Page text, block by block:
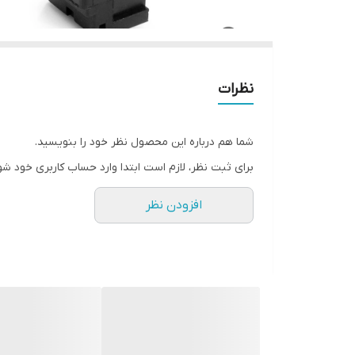
نظرات
شما هم درباره این محصول نظر خود را بنویسید.
برای ثبت نظر، لازم است ابتدا وارد حساب کاربری خود
افزودن نظر